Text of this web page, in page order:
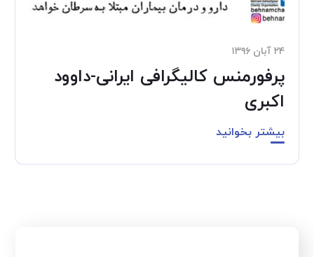
۲۴ آبان ۱۳۹۶
پرفورمنس کالیگرافی ایرانی-داوود
اکبری
بیشتر بخوانید